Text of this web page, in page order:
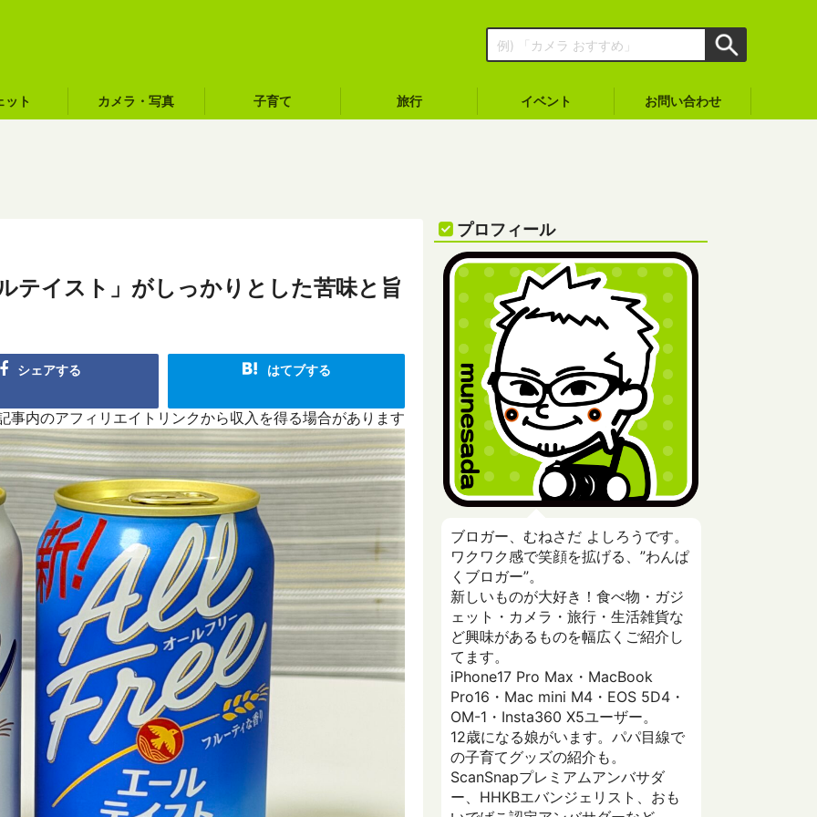
ット カメラ・写真 子育て 旅行 イベント お問い合わせ
テイスト」がしっかりとした苦味と旨
シェアする はてブする
事内のアフィリエイトリンクから収入を得る場合があります
プロフィール
ブロガー、むねさだ よしろうです。
ワクワク感で笑顔を拡げる、”わんぱ
くブロガー”。
新しいものが大好き！食べ物・ガジ
ェット・カメラ・旅行・生活雑貨な
ど興味があるものを幅広くご紹介し
てます。
iPhone17 Pro Max・MacBook
Pro16・Mac mini M4・EOS 5D4・
OM-1・Insta360 X5ユーザー。
12歳になる娘がいます。パパ目線で
の子育てグッズの紹介も。
ScanSnapプレミアムアンバサダ
ー、HHKBエバンジェリスト、おも